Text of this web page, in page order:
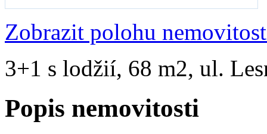
Zobrazit polohu
3+1 s lodžií, 68 m2, ul.
Popis nemovitosti